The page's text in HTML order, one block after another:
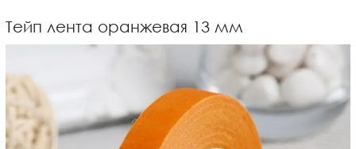
Тейп лента оранжевая 13 мм